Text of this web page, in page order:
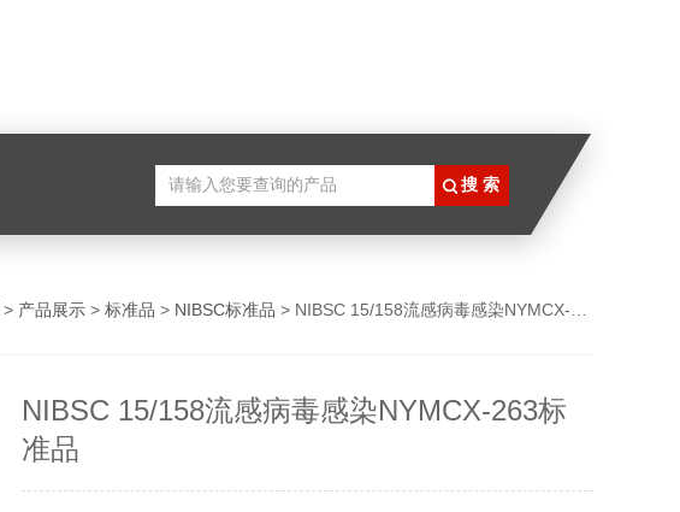
> 产品展示 > 标准品 > NIBSC标准品 > NIBSC 15/158流感病毒感染NYMCX-263标准品
NIBSC 15/158流感病毒感染NYMCX-263标
准品